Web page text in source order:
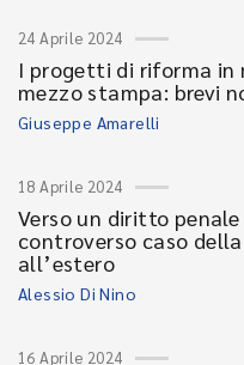
24 Aprile 2024
I progetti di riforma in
mezzo stampa: brevi
Giuseppe Amarelli
18 Aprile 2024
Verso un diritto
controverso caso
all’estero
Alessio Di Nino
16 Aprile 2024